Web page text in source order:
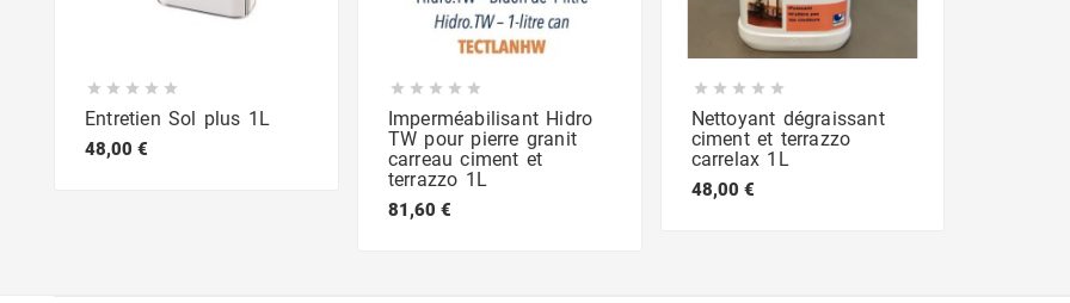
    
Entretien Sol plus 1L
48,00 €
    
Imperméabilisant Hidro
TW pour pierre granit
carreau ciment et
terrazzo 1L
81,60 €
    
Nettoyant dégraissant
ciment et terrazzo
carrelax 1L
48,00 €